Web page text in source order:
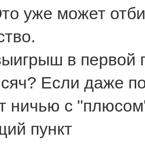
уже может
в первой
Если даже
ничью с
пункт